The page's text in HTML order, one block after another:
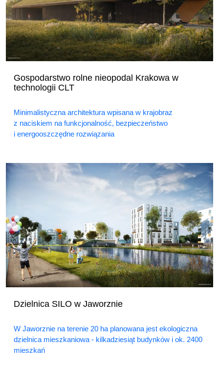
Gospodarstwo rolne nieopodal Krakowa w
technologii CLT
Minimalistyczna architektura wpisana w krajobraz
z naciskiem na funkcjonalność, bezpieczeństwo
i energooszczędne rozwiązania
Dzielnica SILO w Jaworznie
W Jaworznie na terenie 20 ha planowana jest ekologiczna
dzielnica mieszkaniowa - kilkadziesiąt budynków i ok. 2400
mieszkań